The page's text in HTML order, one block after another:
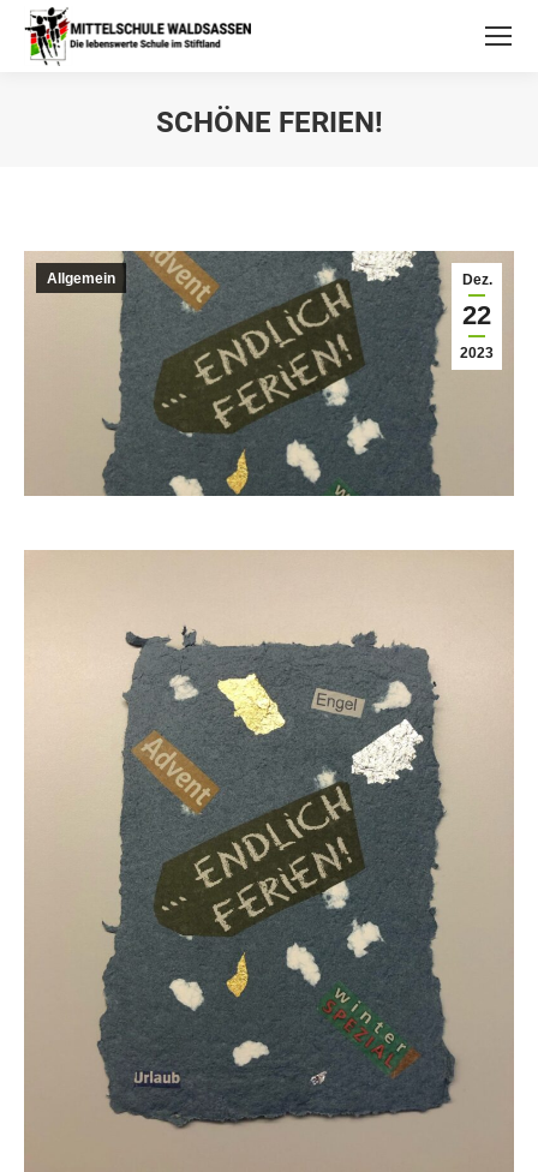
SCHÖNE FERIEN!
Dez.
22
2023
Allgemein